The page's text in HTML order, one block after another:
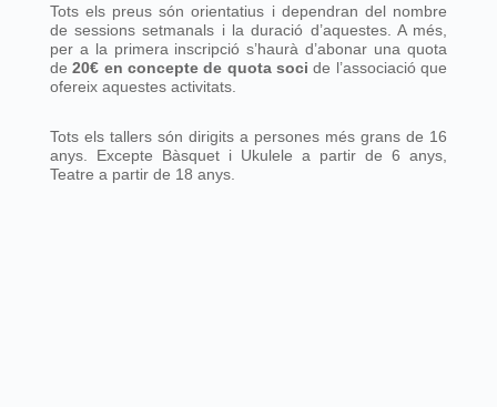
Tots els preus són orientatius i dependran del nombre
de sessions setmanals i la duració d’aquestes. A més,
per a la primera inscripció s’haurà d’abonar una quota
de20€ en concepte de quota soci de l’associació que
ofereix aquestes activitats.
Tots els tallers són dirigits a persones més grans de 16
anys. Excepte Bàsquet i Ukulele a partir de 6 anys,
Teatre a partir de 18 anys.